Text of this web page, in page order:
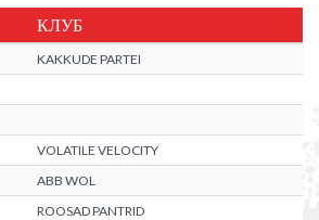
КЛУБ
KAKKUDE PARTEI
VOLATILE VELOCITY
ABB WOL
ROOSAD PANTRID